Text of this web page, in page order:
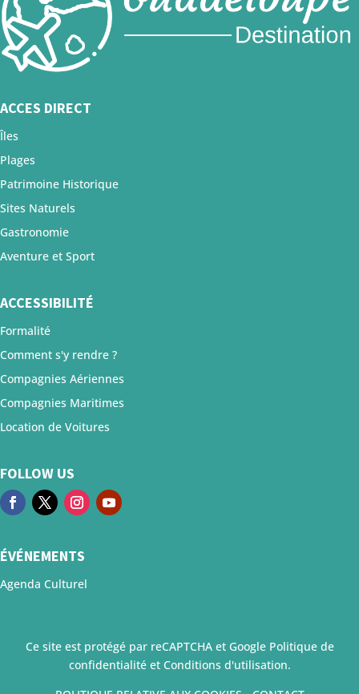
ACCES DIRECT
Îles
Plages
Patrimoine Historique
Sites Naturels
Gastronomie
Aventure et Sport
ACCESSIBILITÉ
Formalité
Comment s'y rendre ?
Compagnies Aériennes
Compagnies Maritimes
Location de Voitures
FOLLOW US
ÉVÉNEMENTS
Agenda Culturel
Ce site est protégé par reCAPTCHA et Google Politique de
confidentialitéet Conditions d'utilisation.